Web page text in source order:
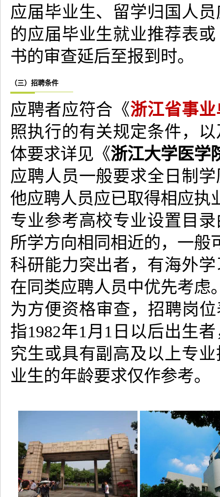
应届毕业生、留学归国人
的应届毕业生就业推荐表或
书的审查延后至报到时。
（三）招聘条件
应聘者应符合《浙江省事
照执行的有关规定条件，
体要求详见《浙江大学医学
应聘人员一般要求全日制
他应聘人员应已取得相应执
专业参考高校专业设置目
所学方向相同相近的，一般
科研能力突出者，有海外
在同类应聘人员中优先考虑
为方便资格审查，招聘岗
指1982年1月1日以后出生
究生或具有副高及以上专
业生的年龄要求仅作参考。